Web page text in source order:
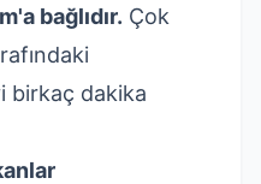
bağlıdır. Çok
birkaç dakika